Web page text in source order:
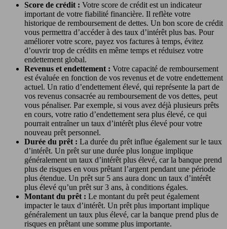
Score de crédit : Votre score de crédit est un indicateur
important de votre fiabilité financière. Il reflète votre
historique de remboursement de dettes. Un bon score de crédit
vous permettra d’accéder à des taux d’intérêt plus bas. Pour
améliorer votre score, payez vos factures à temps, évitez
d’ouvrir trop de crédits en même temps et réduisez votre
endettement global.
Revenus et endettement : Votre capacité de remboursement
est évaluée en fonction de vos revenus et de votre endettement
actuel. Un ratio d’endettement élevé, qui représente la part de
vos revenus consacrée au remboursement de vos dettes, peut
vous pénaliser. Par exemple, si vous avez déjà plusieurs prêts
en cours, votre ratio d’endettement sera plus élevé, ce qui
pourrait entraîner un taux d’intérêt plus élevé pour votre
nouveau prêt personnel.
Durée du prêt : La durée du prêt influe également sur le taux
d’intérêt. Un prêt sur une durée plus longue implique
généralement un taux d’intérêt plus élevé, car la banque prend
plus de risques en vous prêtant l’argent pendant une période
plus étendue. Un prêt sur 5 ans aura donc un taux d’intérêt
plus élevé qu’un prêt sur 3 ans, à conditions égales.
Montant du prêt : Le montant du prêt peut également
impacter le taux d’intérêt. Un prêt plus important implique
généralement un taux plus élevé, car la banque prend plus de
risques en prêtant une somme plus importante.